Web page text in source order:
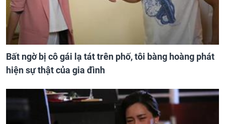
Bất ngờ bị cô gái lạ tát trên phố, tôi bàng hoàng phát
hiện sự thật của gia đình